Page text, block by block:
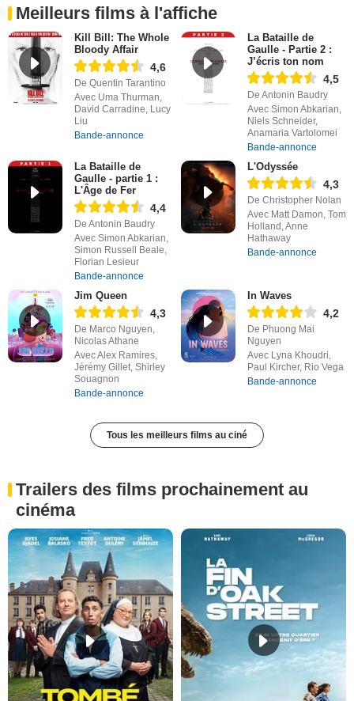
Meilleurs films à l'affiche
Kill Bill: The Whole
Bloody Affair
4,6
De Quentin Tarantino
Avec Uma Thurman,
David Carradine, Lucy
Liu
Bande-annonce
La Bataille de
Gaulle - Partie 2 :
J’écris ton nom
4,5
De Antonin Baudry
Avec Simon Abkarian,
Niels Schneider,
Anamaria Vartolomei
Bande-annonce
La Bataille de
Gaulle - partie 1 :
L'Âge de Fer
4,4
De Antonin Baudry
Avec Simon Abkarian,
Simon Russell Beale,
Florian Lesieur
Bande-annonce
L'Odyssée
4,3
De Christopher Nolan
Avec Matt Damon, Tom
Holland, Anne
Hathaway
Bande-annonce
Jim Queen
4,3
De Marco Nguyen,
Nicolas Athane
Avec Alex Ramires,
Jérémy Gillet, Shirley
Souagnon
Bande-annonce
In Waves
4,2
De Phuong Mai
Nguyen
Avec Lyna Khoudri,
Paul Kircher, Rio Vega
Bande-annonce
Tous les meilleurs films au ciné
Trailers des films prochainement au
cinéma